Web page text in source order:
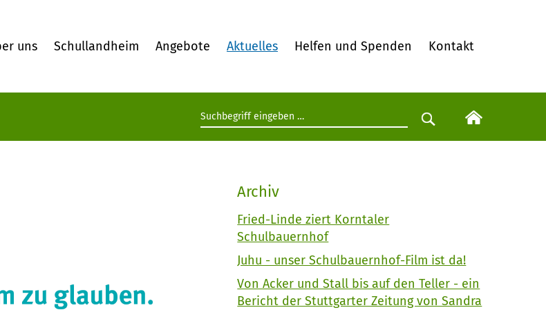
uns Schullandheim Angebote Aktuelles Helfen und Spenden Kontakt
Suchbegriff eingeben
Suche starten
Archiv
Fried-Linde ziert Korntaler
Schulbauernhof
Juhu - unser Schulbauernhof-Film ist da!
Von Acker und Stall bis auf den Teller - ein
Bericht der Stuttgarter Zeitung von Sandra